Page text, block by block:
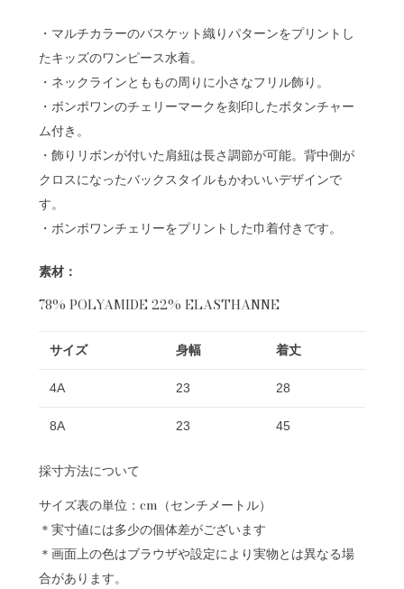
・マルチカラーのバスケット織りパターンをプリントし
たキッズのワンピース水着。
・ネックラインとももの周りに小さなフリル飾り。
・ボンポワンのチェリーマークを刻印したボタンチャー
ム付き。
・飾りリボンが付いた肩紐は長さ調節が可能。背中側が
クロスになったバックスタイルもかわいいデザインで
す。
・ボンポワンチェリーをプリントした巾着付きです。
素材：
78% POLYAMIDE 22% ELASTHANNE
サイズ 身幅 着丈
4A 23 28
8A 23 45
採寸方法について
サイズ表の単位：cm（センチメートル）
＊実寸値には多少の個体差がございます
＊画面上の色はブラウザや設定により実物とは異なる場
合があります。